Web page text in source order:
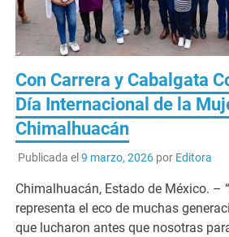
Con Carrera y Cabalgata
Día Internacional de la
Chimalhuacán
Publicada el 9 marzo, 2026por Editora
Chimalhuacán, Estado de México. –
representa el eco de muchas
que lucharon antes que nosotras